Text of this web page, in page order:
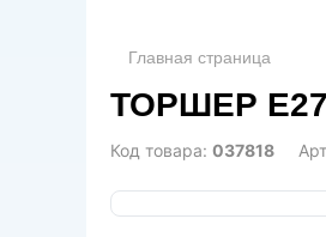
Главная страница
ТОРШЕР Е27
Код товара: 037818